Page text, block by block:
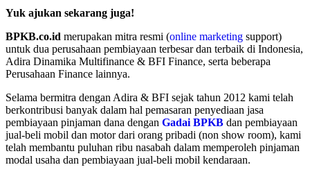
Yuk ajukan sekarang juga!
BPKB.co.id merupakan mitra resmi (online marketing support)
untuk dua perusahaan pembiayaan terbesar dan terbaik di Indonesia,
Adira Dinamika Multifinance & BFI Finance, serta beberapa
Perusahaan Finance lainnya.
Selama bermitra dengan Adira & BFI sejak tahun 2012 kami telah
berkontribusi banyak dalam hal pemasaran penyediaan jasa
pembiayaan pinjaman dana dengan Gadai BPKB dan pembiayaan
jual-beli mobil dan motor dari orang pribadi (non show room), kami
telah membantu puluhan ribu nasabah dalam memperoleh pinjaman
modal usaha dan pembiayaan jual-beli mobil kendaraan.